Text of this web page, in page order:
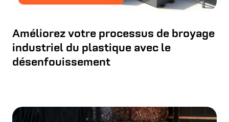
Améliorez votre processus de broyage
industriel du plastique avec le
désenfouissement